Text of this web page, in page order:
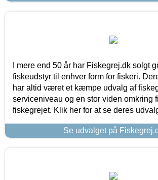
I mere end 50 år har Fiskegrej.dk solgt
fiskeudstyr til enhver form for fiskeri.
har altid været et kæmpe udvalg af
serviceniveau og en stor viden omkring
fiskegrejet. Klik her for at se deres
Se udvalget på